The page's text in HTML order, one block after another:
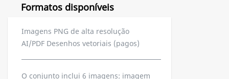
Formatos disponíveis
Imagens PNG de alta resolução
AI/PDF Desenhos vetoriais (pagos)
O conjunto inclui 6 imagens: imagem